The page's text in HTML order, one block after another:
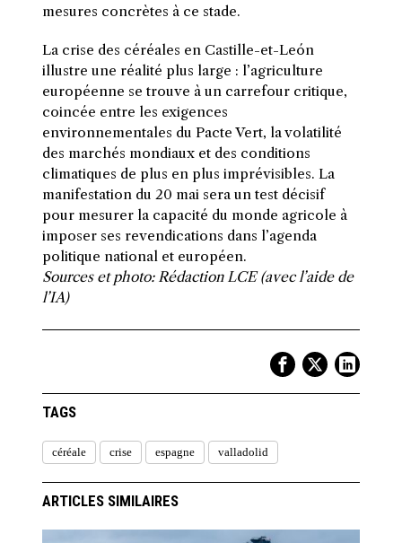
mesures concrètes à ce stade.
La crise des céréales en Castille-et-León
illustre une réalité plus large : l’agriculture
européenne se trouve à un carrefour critique,
coincée entre les exigences
environnementales du Pacte Vert, la volatilité
des marchés mondiaux et des conditions
climatiques de plus en plus imprévisibles. La
manifestation du 20 mai sera un test décisif
pour mesurer la capacité du monde agricole à
imposer ses revendications dans l’agenda
politique national et européen.
Sources et photo: Rédaction LCE (avec l’aide de
l’IA)
TAGS
céréale crise espagne valladolid
ARTICLES SIMILAIRES